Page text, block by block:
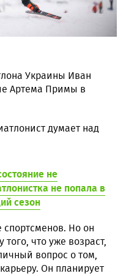
Украины Иван
Артема Примы в
думает над
не
не попала в
сезон
Но он
что уже возраст,
вопрос о том,
Он планирует